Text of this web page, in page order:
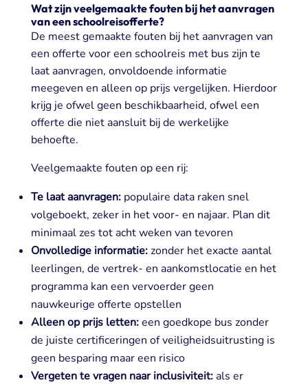
Wat zijn veelgemaakte fouten bij het aanvragen
van een schoolreisofferte?
De meest gemaakte fouten bij het aanvragen van
een offerte voor een schoolreis met bus zijn te
laat aanvragen, onvoldoende informatie
meegeven en alleen op prijs vergelijken. Hierdoor
krijg je ofwel geen beschikbaarheid, ofwel een
offerte die niet aansluit bij de werkelijke
behoefte.
Veelgemaakte fouten op een rij:
Te laat aanvragen:populaire data raken snel
volgeboekt, zeker in het voor- en najaar. Plan dit
minimaal zes tot acht weken van tevoren
Onvolledige informatie:zonder het exacte aantal
leerlingen, de vertrek- en aankomstlocatie en het
programma kan een vervoerder geen
nauwkeurige offerte opstellen
Alleen op prijs letten:een goedkope bus zonder
de juiste certificeringen of veiligheidsuitrusting is
geen besparing maar een risico
Vergeten te vragen naar inclusiviteit:als er